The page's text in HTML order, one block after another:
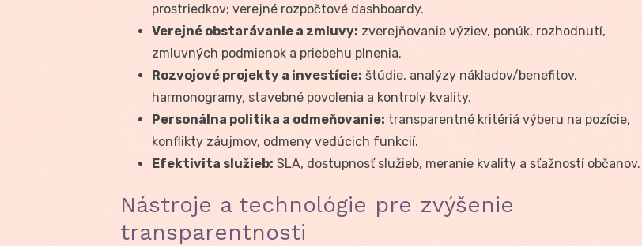
prostriedkov; verejné rozpočtové dashboardy.
Verejné obstarávanie a zmluvy: zverejňovanie výziev, ponúk, rozhodnutí,
zmluvných podmienok a priebehu plnenia.
Rozvojové projekty a investície: štúdie, analýzy nákladov/benefitov,
harmonogramy, stavebné povolenia a kontroly kvality.
Personálna politika a odmeňovanie: transparentné kritériá výberu na pozície,
konflikty záujmov, odmeny vedúcich funkcií.
Efektivita služieb: SLA, dostupnosť služieb, meranie kvality a sťažností občanov.
Nástroje a technológie pre zvýšenie
transparentnosti